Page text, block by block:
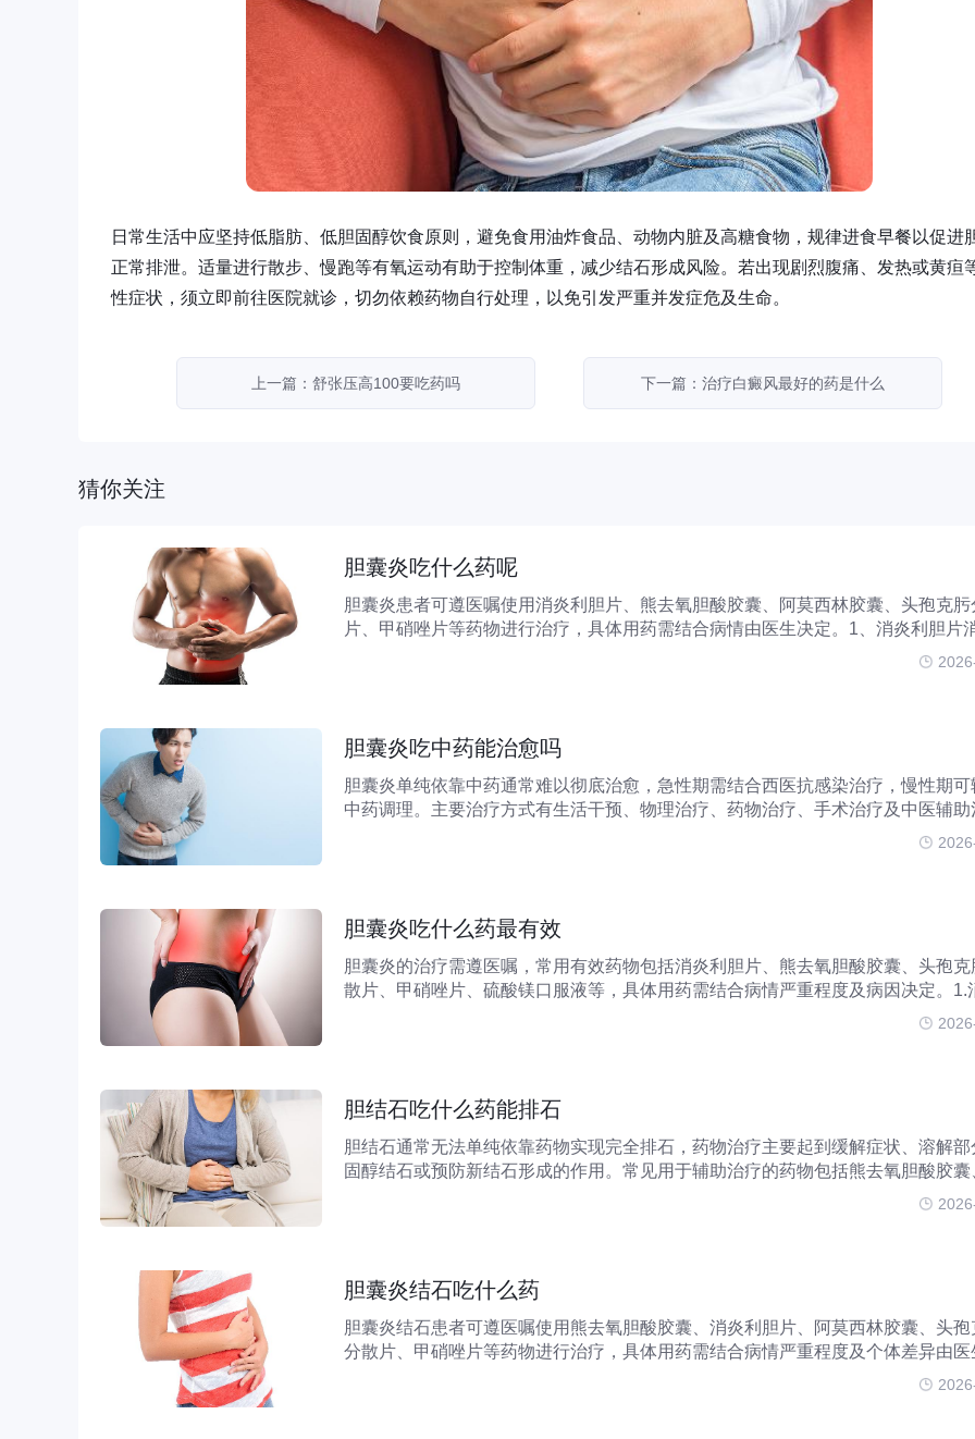
日常生活中应坚持低脂肪、低胆固醇饮食原则，避免食用油炸食品、动物内脏及高糖食物，规律进食早餐以促进
正常排泄。适量进行散步、慢跑等有氧运动有助于控制体重，减少结石形成风险。若出现剧烈腹痛、发热或黄疸
性症状，须立即前往医院就诊，切勿依赖药物自行处理，以免引发严重并发症危及生命。
上一篇：舒张压高100要吃药吗 下一篇：治疗白癜风最好的药是什么
猜你关注
胆囊炎吃什么药呢
胆囊炎患者可遵医嘱使用消炎利胆片、熊去氧胆酸胶囊、阿莫西林胶囊、头孢克肟
片、甲硝唑片等药物进行治疗，具体用药需结合病情由医生决定。1、消炎利胆片
胆片是一种中成药，主要用于治疗急慢性胆囊炎及胆道感染引起的症状。该药具有
胆囊炎吃中药能治愈吗
胆囊炎单纯依靠中药通常难以彻底治愈，急性期需结合西医抗感染治疗，慢性期可
中药调理。主要治疗方式有生活干预、物理治疗、药物治疗、手术治疗及中医辅助
疗。1.生活干预对于症状轻微的慢性胆囊炎患者或恢复期人群，调整生活方式是基
胆囊炎吃什么药最有效
胆囊炎的治疗需遵医嘱，常用有效药物包括消炎利胆片、熊去氧胆酸胶囊、头孢克
散片、甲硝唑片、硫酸镁口服液等，具体用药需结合病情严重程度及病因决定。1.
利胆消炎利胆片具有清热、祛湿、利胆的功效，适用于慢性胆囊炎或胆囊炎恢复期
胆结石吃什么药能排石
胆结石通常无法单纯依靠药物实现完全排石，药物治疗主要起到缓解症状、溶解部
固醇结石或预防新结石形成的作用。常见用于辅助治疗的药物包括熊去氧胆酸胶囊
炎利胆片、复方阿嗪米特肠溶片、匹维溴铵片、曲美布汀片等。1.溶解结石熊去氧
胆囊炎结石吃什么药
胆囊炎结石患者可遵医嘱使用熊去氧胆酸胶囊、消炎利胆片、阿莫西林胶囊、头孢
分散片、甲硝唑片等药物进行治疗，具体用药需结合病情严重程度及个体差异由医
定。1、熊去氧胆酸胶囊熊去氧胆酸胶囊主要用于溶解胆固醇性结石，适用于胆囊